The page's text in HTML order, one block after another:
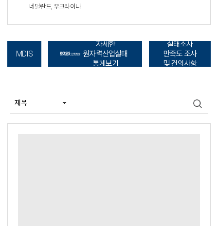
네덜란드, 우크라이나
MDIS
자세한
원자력산업실태
통계보기
실태조사
만족도 조사
및 건의사항